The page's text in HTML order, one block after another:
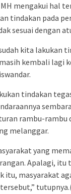
mengakui hal
tindakan pada
sesuai dengan
kita lakukan
kembali lagi
tindakan
rambu-rambu
melanggar.
yang
Apalagi, itu
itu, masyarakat